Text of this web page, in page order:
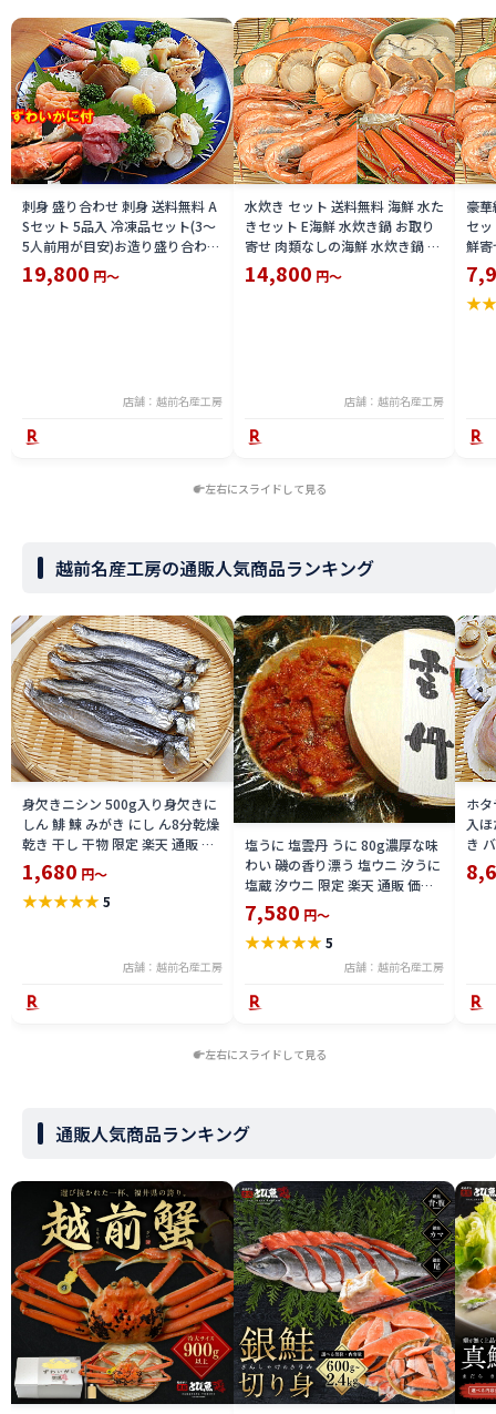
刺身 盛り合わせ 刺身 送料無料 A
Sセット 5品入 冷凍品セット(3〜
5人前用が目安)お造り盛り合わせ
刺身 セット +ずわいがに 2尾 付
刺身盛り合わせ+ズワイガニ 姿
19,800 円～
店舗：越前名産工房
水炊き セット 送料無料 海鮮 水た
きセット E海鮮 水炊き鍋 お取り
寄せ 肉類なしの海鮮 水炊き鍋 具
セットみずたき 用 海鮮の具のみ
水炊きセット 送料無料 送料込 価
14,800 円～
店舗：越前名産工房
豪
セ
鮮寄
材
セ
目安
★
左右にスライドして見る
越前名産工房の通販人気商品ランキング
身欠きニシン 500g入り身欠きに
しん 鯡 鰊 みがき にし ん8分乾燥
乾き 干し 干物 限定 楽天 通販 価
格 特価 販売 お土産
1,680 円～
★★★★★5
店舗：越前名産工房
塩うに 塩雲丹 うに 80g濃厚な味
わい 磯の香り漂う 塩ウニ 汐うに
塩蔵 汐ウニ 限定 楽天 通販 価格
特価 販売 お土産
7,580 円～
★★★★★ 5
店舗：越前名産工房
ホ
入
き
冷
加
左右にスライドして見る
通販人気商品ランキング